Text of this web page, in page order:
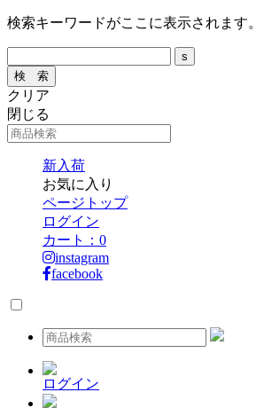
検索キーワードがここに表示されます。
クリア
閉じる
新入荷
お気に入り
ページトップ
ログイン
カート： 0
instagram
facebook
ログイン